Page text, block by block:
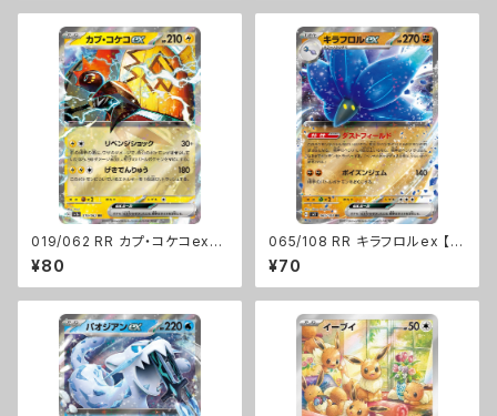
019/062 RR カプ・コケコex【s
v3a】Gレギュ
¥80
065/108 RR キラフロルex 【s
v3】 Gレギュ
¥70